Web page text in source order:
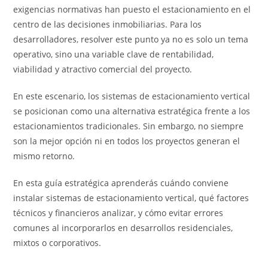
exigencias normativas han puesto el estacionamiento en el
centro de las decisiones inmobiliarias. Para los
desarrolladores, resolver este punto ya no es solo un tema
operativo, sino una variable clave de rentabilidad,
viabilidad y atractivo comercial del proyecto.
En este escenario, los sistemas de estacionamiento vertical
se posicionan como una alternativa estratégica frente a los
estacionamientos tradicionales. Sin embargo, no siempre
son la mejor opción ni en todos los proyectos generan el
mismo retorno.
En esta guía estratégica aprenderás cuándo conviene
instalar sistemas de estacionamiento vertical, qué factores
técnicos y financieros analizar, y cómo evitar errores
comunes al incorporarlos en desarrollos residenciales,
mixtos o corporativos.